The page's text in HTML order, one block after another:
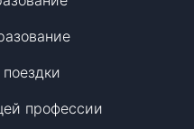
профессии